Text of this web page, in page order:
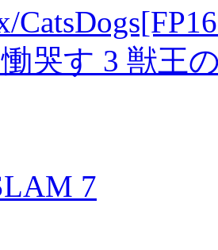
哭す 3 獣王
7